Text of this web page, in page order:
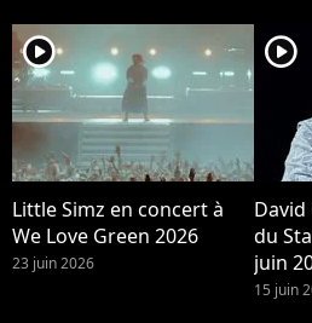
player2
Little Simz en concert à
We Love Green 2026
23 juin 2026
player2
du
juin
15 juin